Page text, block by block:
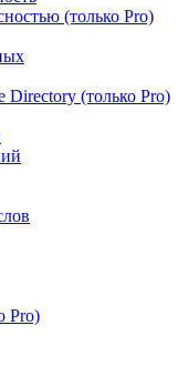
(только Pro)
Directory (только Pro)
Pro)